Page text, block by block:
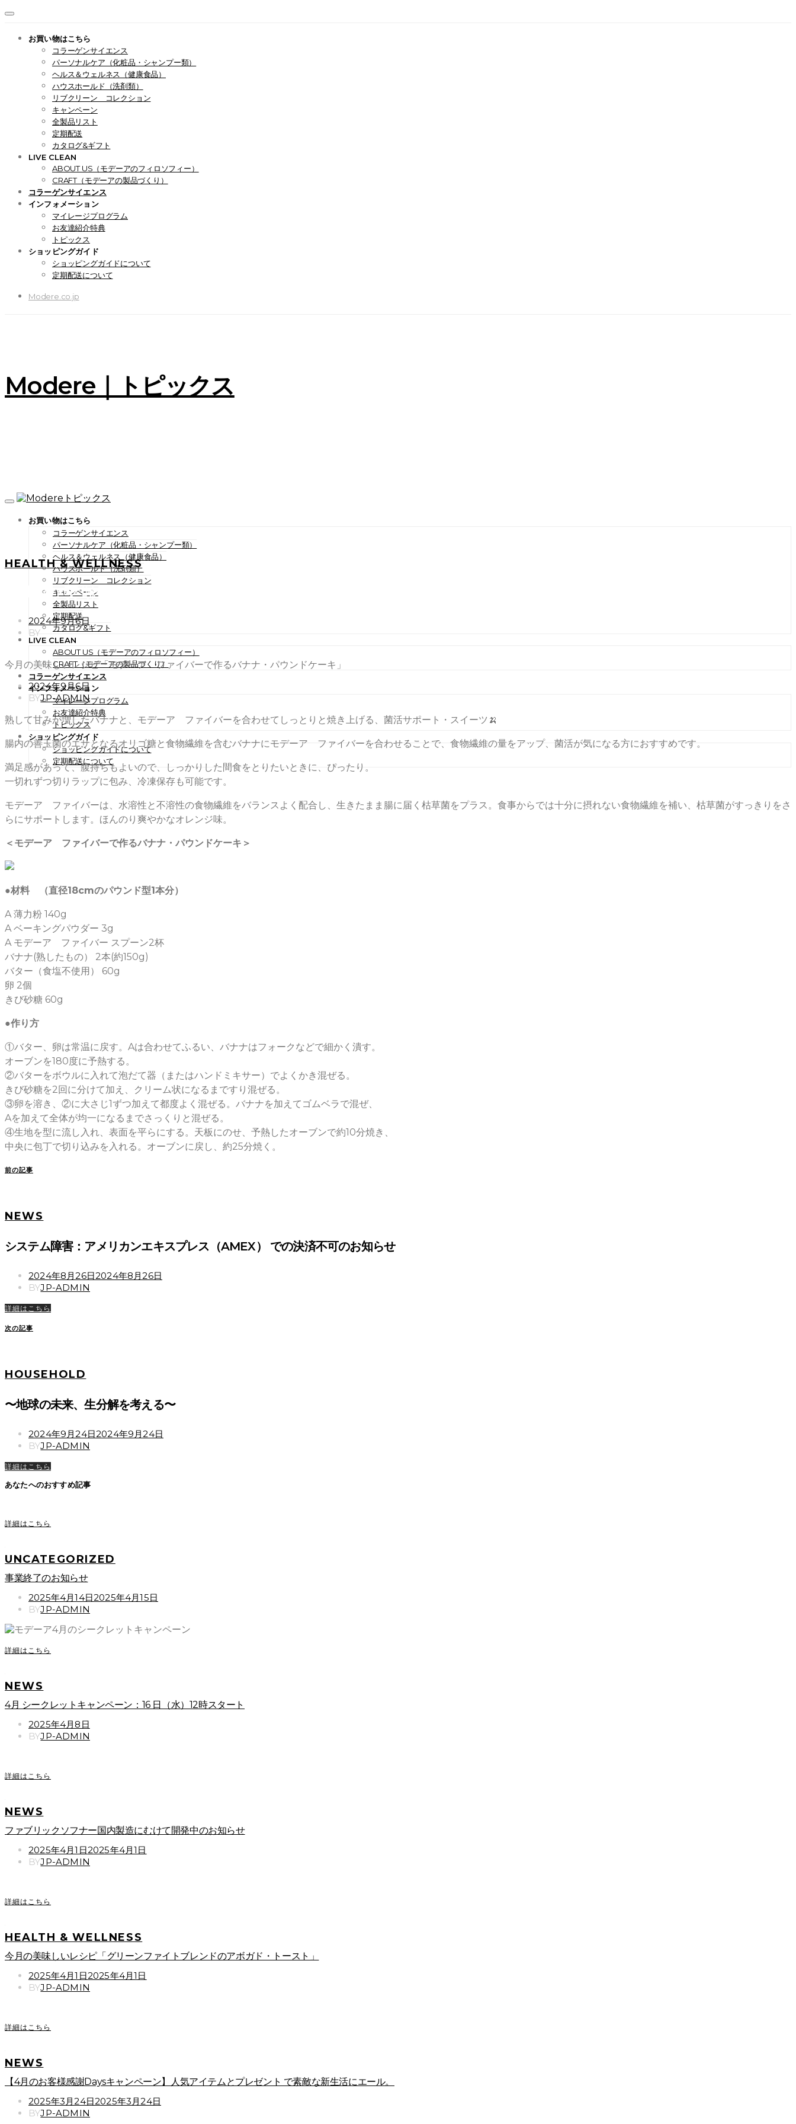
お買い物はこちら
コラーゲンサイエンス
パーソナルケア（化粧品・シャンプー類）
ヘルス＆ウェルネス（健康食品）
ハウスホールド（洗剤類）
リブクリーン コレクション
キャンペーン
全製品リスト
定期配送
カタログ&ギフト
LIVE CLEAN
ABOUT US（モデーアのフィロソフィー）
CRAFT（モデーアの製品づくり）
コラーゲンサイエンス
インフォメーション
マイレージプログラム
お友達紹介特典
トピックス
ショッピングガイド
ショッピングガイドについて
定期配送について
Modere.co.jp
Modere｜トピックス
お買い物はこちら
コラーゲンサイエンス
パーソナルケア（化粧品・シャンプー類）
ヘルス＆ウェルネス（健康食品）
ハウスホールド（洗剤類）
リブクリーン コレクション
キャンペーン
全製品リスト
定期配送
カタログ&ギフト
LIVE CLEAN
ABOUT US（モデーアのフィロソフィー）
CRAFT（モデーアの製品づくり）
コラーゲンサイエンス
インフォメーション
マイレージプログラム
お友達紹介特典
トピックス
ショッピングガイド
ショッピングガイドについて
定期配送について
HEALTH & WELLNESS
今月の美味しいレシピ「モデーア ファイバーで作るバナナ・パウンドケーキ」
POSTED
ON
2024年9月6日
BY
今月の美味しいレシピ「モデーア ファイバーで作るバナナ・パウンドケーキ」
POSTED
ON
2024年9月6日
BYJP-ADMIN
熟して甘みが増したバナナと、モデーア ファイバーを合わせてしっとりと焼き上げる、菌活サポート・スイーツ🍌
腸内の善玉菌のエサとなるオリゴ糖と食物繊維を含むバナナにモデーア ファイバーを合わせることで、食物繊維の量をアップ、菌活が気になる方におすすめです。
満足感があって、腹持ちもよいので、しっかりした間食をとりたいときに、ぴったり。
一切れずつ切りラップに包み、冷凍保存も可能です。
モデーア ファイバーは、水溶性と不溶性の食物繊維をバランスよく配合し、生きたまま腸に届く枯草菌をプラス。食事からでは十分に摂れない食物繊維を補い、枯草菌がすっきりをさ
らにサポートします。ほんのり爽やかなオレンジ味。
＜モデーア ファイバーで作るバナナ・パウンドケーキ＞
●材料 （直径18cmのパウンド型1本分）
A 薄力粉 140g
A ベーキングパウダー 3g
A モデーア ファイバー スプーン2杯
バナナ(熟したもの） 2本(約150g)
バター（食塩不使用） 60g
卵 2個
きび砂糖 60g
●作り方
①バター、卵は常温に戻す。Aは合わせてふるい、バナナはフォークなどで細かく潰す。
オーブンを180度に予熱する。
②バターをボウルに入れて泡だて器（またはハンドミキサー）でよくかき混ぜる。
きび砂糖を2回に分けて加え、クリーム状になるまですり混ぜる。
③卵を溶き、②に大さじ1ずつ加えて都度よく混ぜる。バナナを加えてゴムベラで混ぜ、
Aを加えて全体が均一になるまでさっくりと混ぜる。
④生地を型に流し入れ、表面を平らにする。天板にのせ、予熱したオーブンで約10分焼き、
中央に包丁で切り込みを入れる。オーブンに戻し、約25分焼く。
前の記事
NEWS
システム障害：アメリカンエキスプレス（AMEX） での決済不可のお知らせ
POSTED
ON
2024年8月26日2024年8月26日
BYJP-ADMIN
詳細はこちら
次の記事
HOUSEHOLD
〜地球の未来、生分解を考える〜
POSTED
ON
2024年9月24日2024年9月24日
BYJP-ADMIN
詳細はこちら
あなたへのおすすめ記事
詳細はこちら
UNCATEGORIZED
事業終了のお知らせ
POSTED
ON
2025年4月14日2025年4月15日
BYJP-ADMIN
詳細はこちら
NEWS
4月 シークレットキャンペーン：16 日（水）12時スタート
POSTED
ON
2025年4月8日
BYJP-ADMIN
詳細はこちら
NEWS
ファブリックソフナー国内製造にむけて開発中のお知らせ
POSTED
ON
2025年4月1日2025年4月1日
BYJP-ADMIN
詳細はこちら
HEALTH & WELLNESS
今月の美味しいレシピ「グリーンファイトブレンドのアボガド・トースト」
POSTED
ON
2025年4月1日2025年4月1日
BYJP-ADMIN
詳細はこちら
NEWS
【4月のお客様感謝Daysキャンペーン】人気アイテムとプレゼント で素敵な新生活にエール。
POSTED
ON
2025年3月24日2025年3月24日
BYJP-ADMIN